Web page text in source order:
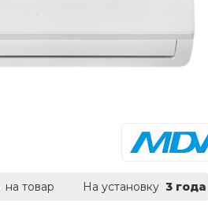
на товар На установку 3 года